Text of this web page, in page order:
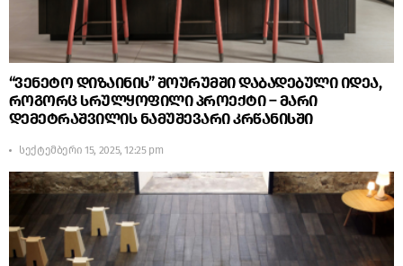
“ვენეტო დიზაინის” შოურუმში დაბადებული იდეა,
როგორც სრულყოფილი პროექტი – მარი
დემეტრაშვილის ნამუშევარი კრწანისში
სექტემბერი 15, 2025, 12:25 pm